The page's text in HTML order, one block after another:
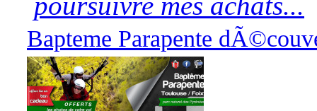
Bapteme Parapente